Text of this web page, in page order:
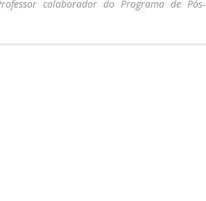
colaborador do Programa de Pós-